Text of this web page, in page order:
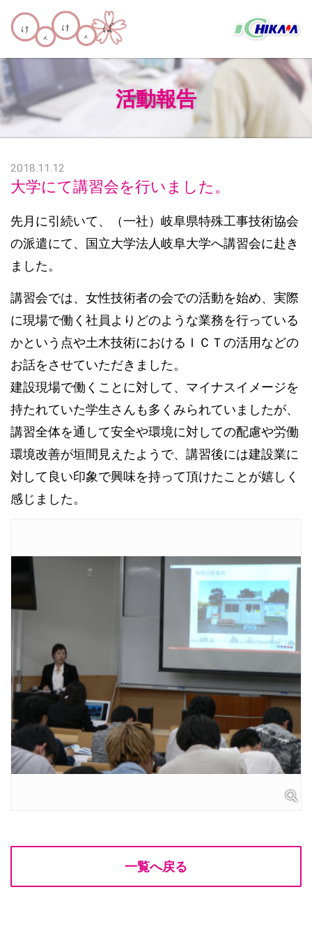
活動報告
2018.11.12
大学にて講習会を行いました。
先月に引続いて、（一社）岐阜県特殊工事技術協会
の派遣にて、国立大学法人岐阜大学へ講習会に赴き
ました。
講習会では、女性技術者の会での活動を始め、実際
に現場で働く社員よりどのような業務を行っている
かという点や土木技術におけるＩＣＴの活用などの
お話をさせていただきました。
建設現場で働くことに対して、マイナスイメージを
持たれていた学生さんも多くみられていましたが、
講習全体を通して安全や環境に対しての配慮や労働
環境改善が垣間見えたようで、講習後には建設業に
対して良い印象で興味を持って頂けたことが嬉しく
感じました。
一覧へ戻る